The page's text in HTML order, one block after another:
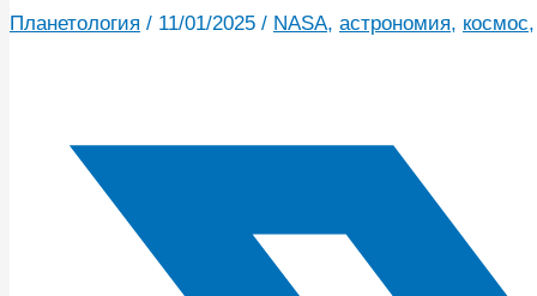
Планетология / 11/01/2025 / NASA, астрономия, космос